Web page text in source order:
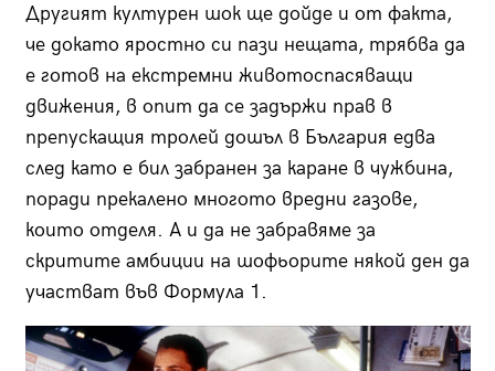
Другият културен шок ще дойде и от факта,
че докато яростно си пази нещата, трябва да
е готов на екстремни животоспасяващи
движения, в опит да се задържи прав в
препускащия тролей дошъл в България едва
след като е бил забранен за каране в чужбина,
поради прекалено многото вредни газове,
които отделя. А и да не забравяме за
скритите амбиции на шофьорите някой ден да
участват във Формула 1.